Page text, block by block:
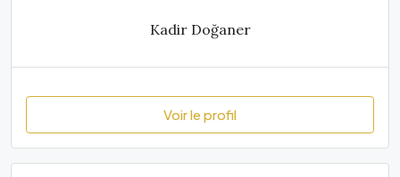
Kadir Doğaner
Voir le profil